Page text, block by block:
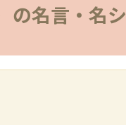
の名言・名シ